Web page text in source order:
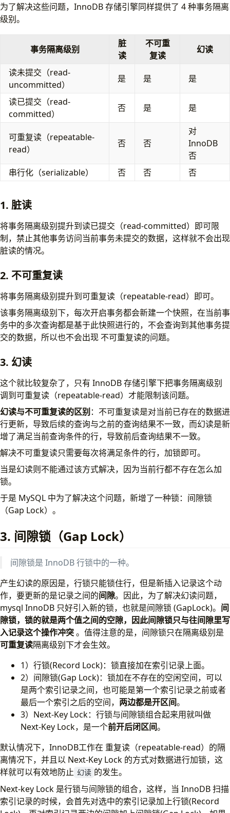
为了解决这些问题，InnoDB 存储引擎同样提供了 4 种事务隔离
级别。
事务隔离级别
脏
读
不可重
复读
幻读
读未提交（read-
uncommitted）
是 是 是
读已提交（read-
committed）
否 是 是
可重复读（repeatable-
read）
否 否
对
InnoDB
否
串行化（serializable）
否 否 否
1. 脏读
将事务隔离级别提升到读已提交（read-committed）即可限
制，禁止其他事务访问当前事务未提交的数据，这样就不会出现
脏读的情况。
2. 不可重复读
将事务隔离级别提升到可重复读（repeatable-read）即可。
该事务隔离级别下，每次开启事务都会新建一个快照，在当前事
务中的多次查询都是基于此快照进行的，不会查询到其他事务提
交的数据，所以也不会出现 不可重复读的问题。
3. 幻读
这个就比较复杂了，只有 InnoDB 存储引擎下把事务隔离级别
调到可重复读（repeatable-read）才能限制该问题。
幻读与不可重复读的区别 ：不可重复读是对当前已存在的数据进
行更新，导致后续的查询与之前的查询结果不一致，而幻读是新
增了满足当前查询条件的行，导致前后查询结果不一致。
解决不可重复读只需要每次将满足条件的行，加锁即可。
当是幻读则不能通过该方式解决，因为当前行都不存在怎么加
锁。
于是 MySQL 中为了解决这个问题，新增了一种锁：间隙锁
（Gap Lock）。
3. 间隙锁（Gap Lock）
间隙锁是 InnoDB 行锁中的一种。
产生幻读的原因是，行锁只能锁住行，但是新插入记录这个动
作，要更新的是记录之间的间隙。因此，为了解决幻读问题，
mysql InnoDB 只好引入新的锁，也就是间隙锁 (GapLock)。 间
隙锁，锁的就是两个值之间的空隙，因此间隙锁只与往间隙里写
入记录这个操作冲突。值得注意的是，间隙锁只在隔离级别是
可重复读隔离级别下才会生效。
1）行锁(Record Lock)：锁直接加在索引记录上面。
2）间隙锁(Gap Lock)：锁加在不存在的空闲空间，可以
是两个索引记录之间，也可能是第一个索引记录之前或者
最后一个索引之后的空间， 两边都是开区间。
3）Next-Key Lock：行锁与间隙锁组合起来用就叫做
Next-Key Lock，是一个前开后闭区间。
默认情况下，InnoDB工作在 重复读（repeatable-read）的隔
离情况下，并且以 Next-Key Lock 的方式对数据进行加锁，这
样就可以有效地防止 幻读 的发生。
Next-key Lock 是行锁与间隙锁的组合，这样，当 InnoDB 扫描
索引记录的时候，会首先对选中的索引记录加上行锁(Record